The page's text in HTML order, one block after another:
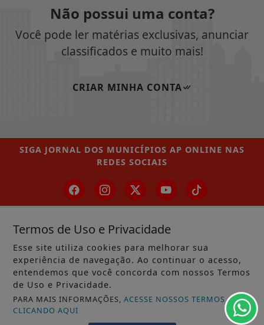
Não possui uma conta?
Você pode ler matérias exclusivas, anunciar
classificados e muito mais!
CRIAR MINHA CONTA
SIGA JORNAL DOS MUNICÍPIOS AP ONLINE NAS
REDES SOCIAIS
/ NOTÍCIAS
MUNICÍPIOS GERAL
MACAPÁ
LARANJAL DO JARI
Termos de Uso e Privacidade
Esse site utiliza cookies para melhorar sua
experiência de navegação. Ao continuar o acesso,
entendemos que você concorda com nossos Termos
de Uso e Privacidade.
PARA MAIS INFORMAÇÕES,ACESSE NOSSOS TERMOS
CLICANDO AQUI